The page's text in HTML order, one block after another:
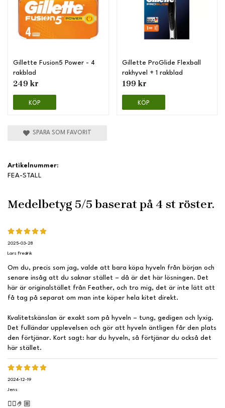
Gillette Fusion5 Power - 4
rakblad
249 kr
KÖP
Gillette ProGlide Flexball
rakhyvel + 1 rakblad
199 kr
KÖP
SPARA SOM FAVORIT
Artikelnummer:
FEA-STALL
Medelbetyg 5/5 baserat på 4 st röster.
2025-03-28
Lars Fredrik
Om du, precis som jag, valde att bara köpa hyveln från början och
senare insåg att du saknar stället – då är det här lösningen. Det
här är originalstället från Feather, och tro mig, det är inte lätt att
få tag på separat om man inte köper hela kitet direkt.
Kvalitetskänslan är exakt som på hyveln – tung, gedigen och lyxig.
Det fulländar upplevelsen och gör att hyveln äntligen får den plats
den förtjänar. Kort sagt: har du hyveln, så förtjänar du också det
här stället.
2024-12-19
Jens
👍🏼🤌🏼